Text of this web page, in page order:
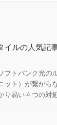
イルの人気記
フトバンク光の
ット）が繋がら
り易い４つの対